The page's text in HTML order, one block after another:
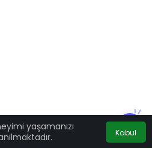
yaşamanızı
Kabul